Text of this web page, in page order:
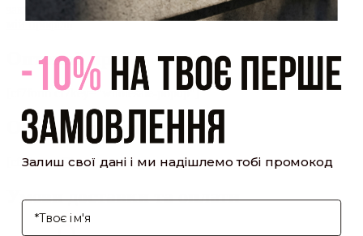
мій профіль
Оптовий прайс
[cf7form cf7key="wholesale-popup"]
Обсмажування кави
[cf7form cf7key="roasting-popup"]
Умови доставки та оплати
Залиш свої дані і ми надішлемо тобі промокод
І'мя